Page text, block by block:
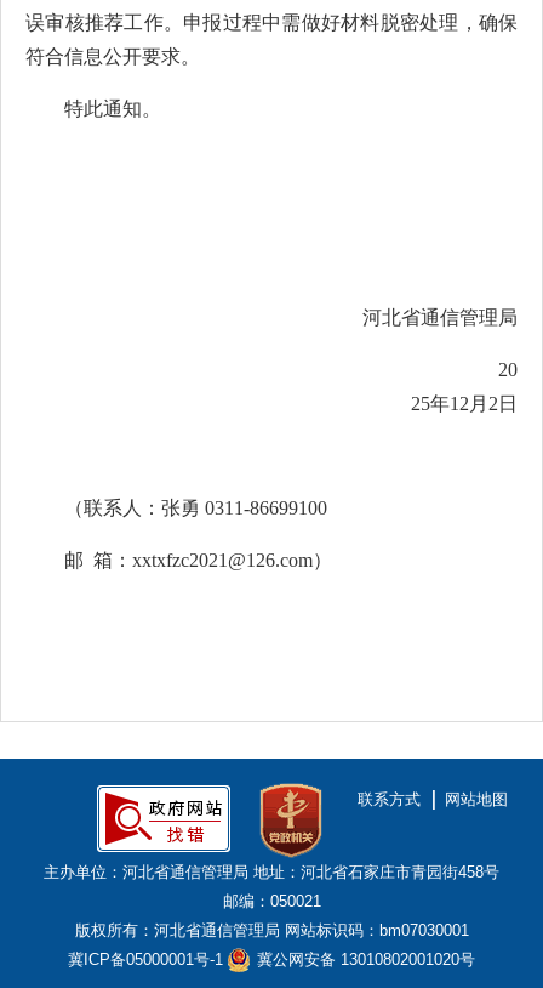
误审核推荐工作。申报过程中需做好材料脱密处理，确保
符合信息公开要求。
特此通知。
河北省通信管理局
20
25年12月2日
（联系人：张勇 0311-86699100
邮 箱：xxtxfzc2021@126.com）
联系方式 网站地图
主办单位：河北省通信管理局 地址：河北省石家庄市青园街458号
邮编：050021
版权所有：河北省通信管理局 网站标识码：bm07030001
冀ICP备05000001号-1
冀公网安备 13010802001020号